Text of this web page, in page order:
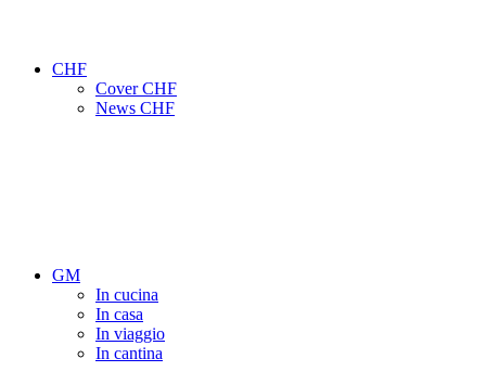
CHF
Cover CHF
News CHF
GM
In cucina
In casa
In viaggio
In cantina